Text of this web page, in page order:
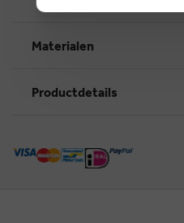
Materialen
Productdetails